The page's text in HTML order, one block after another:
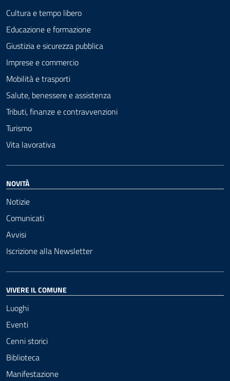
Cultura e tempo libero
Educazione e formazione
Giustizia e sicurezza pubblica
Imprese e commercio
Mobilità e trasporti
Salute, benessere e assistenza
Tributi, finanze e contravvenzioni
Turismo
Vita lavorativa
NOVITÀ
Notizie
Comunicati
Avvisi
Iscrizione alla Newsletter
VIVERE IL COMUNE
Luoghi
Eventi
Cenni storici
Biblioteca
Manifestazione